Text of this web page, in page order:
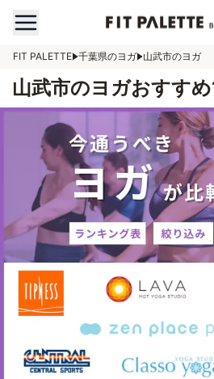
FIT PALETTE 千葉県のヨガ 山武市のヨガ
山武市のヨガおすす